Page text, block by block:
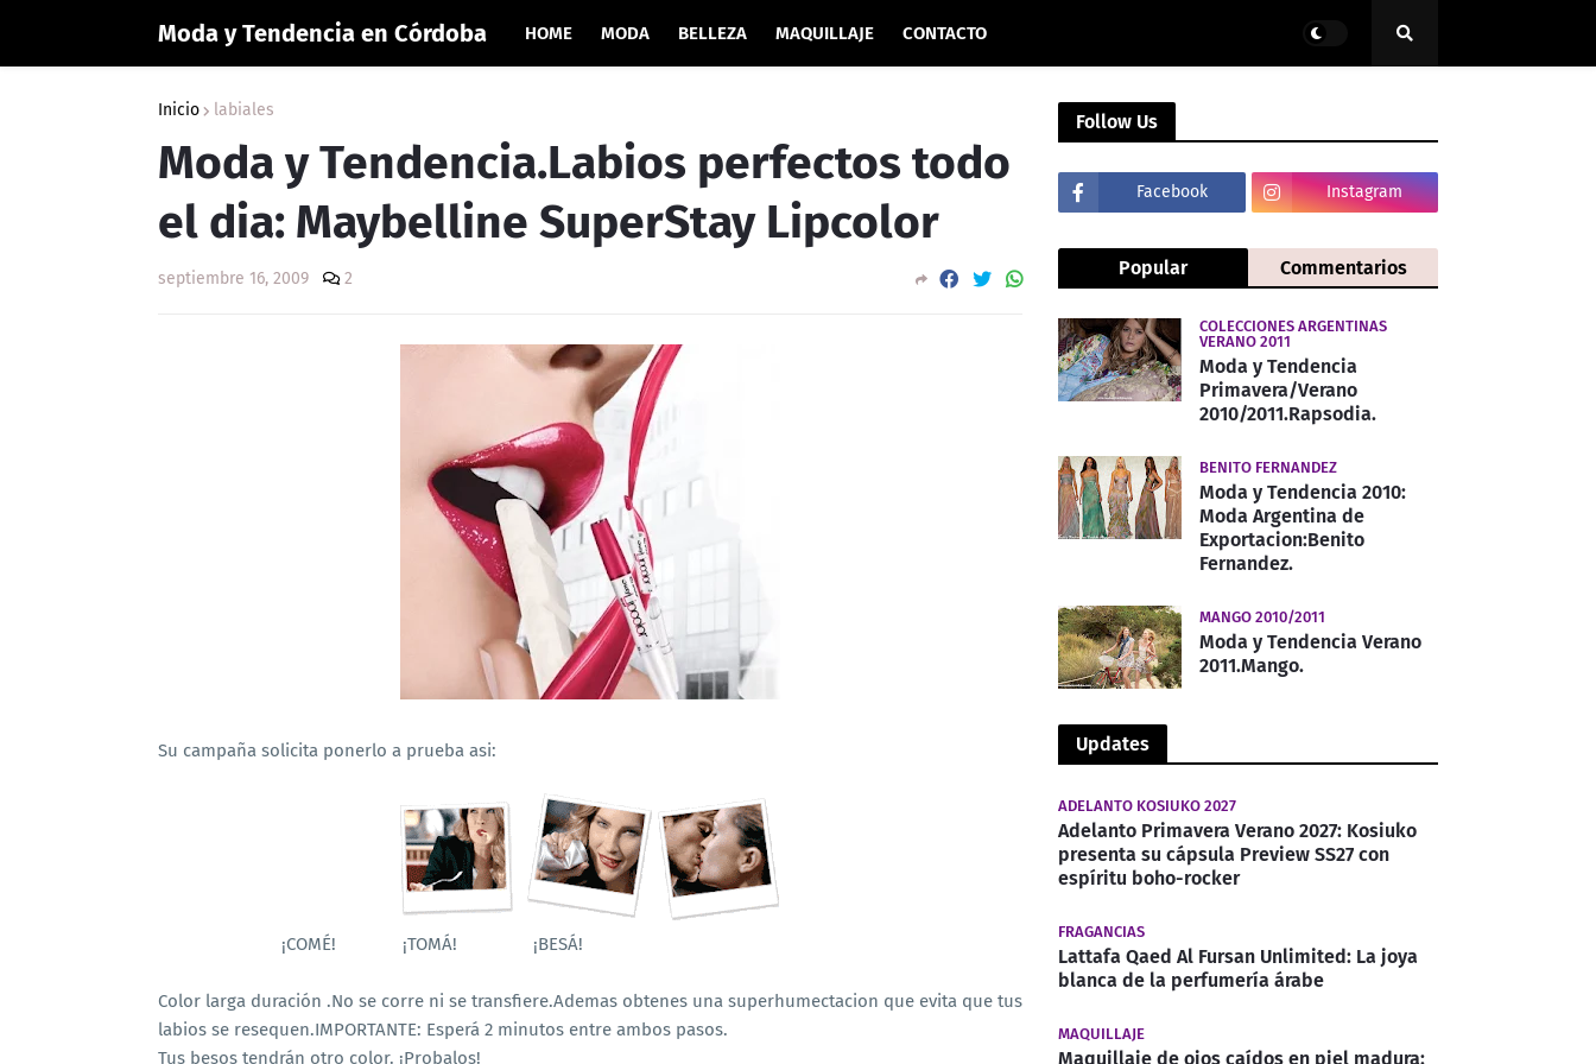
Moda y Tendencia en Córdoba HOME MODA BELLEZA MAQUILLAJE CONTACTO
Inicio labiales
Moda y Tendencia.Labios perfectos todo
el dia: Maybelline SuperStay Lipcolor
septiembre 16, 2009 2
Su campaña solicita ponerlo a prueba asi:
¡COMÉ! ¡TOMÁ! ¡BESÁ!
Color larga duración .No se corre ni se transfiere.Ademas obtenes una superhumectacion que evita que tus
labios se resequen.IMPORTANTE: Esperá 2 minutos entre ambos pasos.
Tus besos tendrán otro color. ¡Probalos!
Follow Us
Facebook Instagram
Popular Commentarios
COLECCIONES ARGENTINAS
VERANO 2011
Moda y Tendencia
Primavera/Verano
2010/2011.Rapsodia.
BENITO FERNANDEZ
Moda y Tendencia 2010:
Moda Argentina de
Exportacion:Benito
Fernandez.
MANGO 2010/2011
Moda y Tendencia Verano
2011.Mango.
Updates
ADELANTO KOSIUKO 2027
Adelanto Primavera Verano 2027: Kosiuko
presenta su cápsula Preview SS27 con
espíritu boho-rocker
FRAGANCIAS
Lattafa Qaed Al Fursan Unlimited: La joya
blanca de la perfumería árabe
MAQUILLAJE
Maquillaje de ojos caídos en piel madura: